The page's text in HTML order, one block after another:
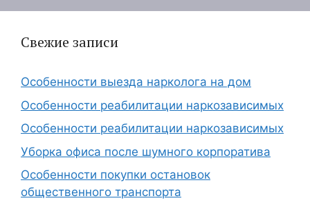
Свежие записи
Особенности выезда нарколога на дом
Особенности реабилитации наркозависимых
Особенности реабилитации наркозависимых
Уборка офиса после шумного корпоратива
Особенности покупки остановок
общественного транспорта